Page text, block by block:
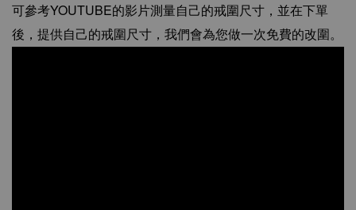
可參考YOUTUBE的影片測量自己的戒圍尺寸，並在下單
後，提供自己的戒圍尺寸，我們會為您做一次免費的改圍。